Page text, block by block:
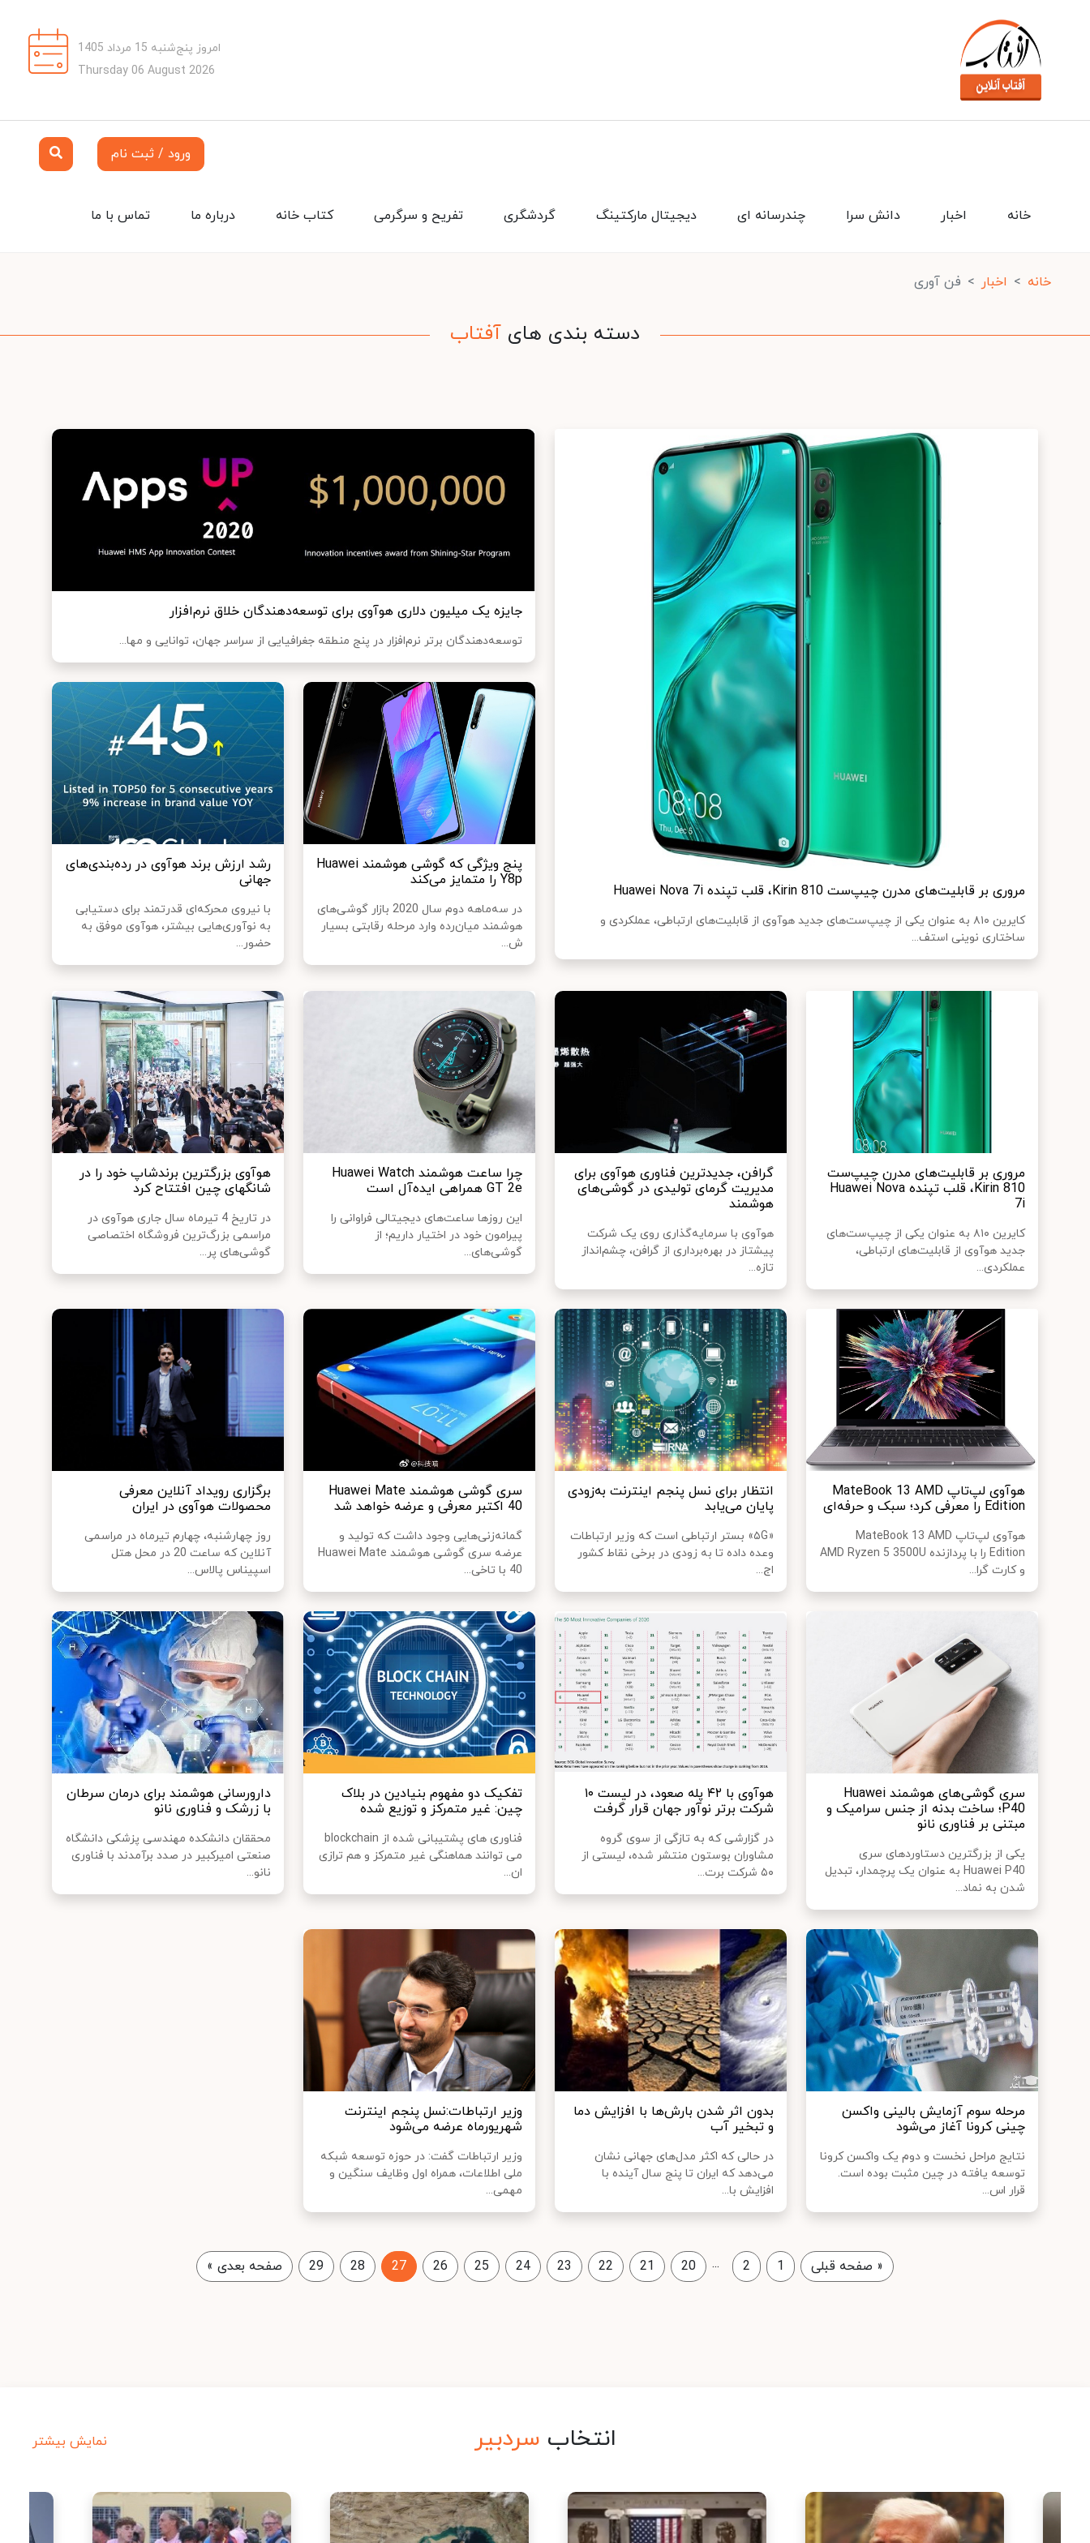
امروز پنج‌شنبه 15 مرداد 1405
Thursday 06 August 2026
ورود / ثبت نام
تماس با ما درباره ما کتاب خانه تفریح و سرگرمی گردشگری دیجیتال مارکتینگ چندرسانه ای دانش سرا اخبار خانه
خانه اخبار فن آوری
دسته بندی های آفتاب
مروری بر قابلیت‌های مدرن چیپ‌ست Kirin 810، قلب تپنده Huawei Nova 7i
کایرین ۸۱۰ به عنوان یکی از چیپ‌ست‌های جدید هوآوی از قابلیت‌های ارتباطی، عملکردی و
ساختاری نوینی استف...
جایزه یک میلیون دلاری هوآوی برای توسعه‌دهندگان خلاق نرم‌افزار
توسعه‌دهندگان برتر نرم‌افزار در پنج منطقه جغرافیایی از سراسر جهان، توانایی و مها...
پنج ویژگی که گوشی هوشمند Huawei
Y8p را متمایز می‌کند
در سه‌ماهه دوم سال 2020 بازار گوشی‌های
هوشمند میان‌رده وارد مرحله رقابتی بسیار
ش...
رشد ارزش برند هوآوی در رده‌بندی‌های
جهانی
با نیروی محرکه‌ای قدرتمند برای دستیابی
به نوآوری‌هایی بیشتر، هوآوی موفق به
حضور...
مروری بر قابلیت‌های مدرن چیپ‌ست
Kirin 810، قلب تپنده Huawei Nova
7i
کایرین ۸۱۰ به عنوان یکی از چیپ‌ست‌های
جدید هوآوی از قابلیت‌های ارتباطی،
عملکردی...
گرافن، جدیدترین فناوری هوآوی برای
مدیریت گرمای تولیدی در گوشی‌های
هوشمند
هوآوی با سرمایه‌گذاری روی یک شرکت
پیشتاز در بهره‌برداری از گرافن، چشم‌انداز
تازه...
چرا ساعت هوشمند Huawei Watch
GT 2e همراهی ایده‌آل است
این روزها ساعت‌های دیجیتالی فراوانی را
پیرامون‌ خود در اختیار داریم؛ از
گوشی‌های...
هوآوی بزرگترین برندشاپ خود را در
شانگهای چین افتتاح کرد
در تاریخ 4 تیرماه سال جاری هوآوی در
مراسمی بزرگ‌ترین فروشگاه اختصاصی
گوشی‌های پر...
هوآوی لپ‌تاپ MateBook 13 AMD
Edition را معرفی کرد؛ سبک و حرفه‌ای
هوآوی لپ‌تاپ MateBook 13 AMD
Edition را با پردازنده AMD Ryzen 5 3500U
و کارت گرا...
انتظار برای نسل پنجم اینترنت به‌زودی
پایان می‌یابد
«۵G» بستر ارتباطی است که وزیر ارتباطات
وعده داده تا به زودی در برخی نقاط کشور
اج...
سری گوشی‌ هوشمند Huawei Mate
40 اکتبر معرفی و عرضه خواهد شد
گمانه‌زنی‌هایی وجود داشت که تولید و
عرضه‌ سری گوشی هوشمند Huawei Mate
40 با تاخی...
برگزاری رویداد آنلاین معرفی
محصولات هوآوی در ایران
روز چهارشنبه، چهارم تیرماه در مراسمی
آنلاین که ساعت 20 در محل هتل
اسپیناس پالاس...
سری گوشی‌های هوشمند Huawei
P40؛ ساخت بدنه از جنس سرامیک و
مبتنی بر فناوری نانو
یکی از بزرگترین دستاوردهای سری
Huawei P40 به عنوان یک پرچمدار، تبدیل
شدن به نماد...
هوآوی با ۴۲ پله صعود، در لیست ۱۰
شرکت برتر نوآور جهان قرار گرفت
در گزارشی که به تازگی از سوی گروه
مشاوران بوستون منتشر شده، لیستی از
۵۰ شرکت برت...
تفکیک دو مفهوم بنیادین در بلاک
چین: غیر متمرکز و توزیع شده
فناوری های پشتیبانی شده از blockchain
می توانند هماهنگی غیر متمرکز و هم ترازی
ان...
دارورسانی هوشمند برای درمان سرطان
با زرشک و فناوری نانو
محققان دانشکده مهندسی پزشکی دانشگاه
صنعتی امیرکبیر در صدد برآمدند با فناوری
نانو...
مرحله سوم آزمایش بالینی واکسن
چینی کرونا آغاز می‌شود
نتایج مراحل نخست و دوم یک واکسن کرونا
توسعه یافته در چین مثبت بوده است.
قرار اس...
بدون اثر شدن بارش‌ها با افزایش دما
و تبخیر آب
در حالی که اکثر مدل‌های جهانی نشان
می‌دهد که ایران تا پنج سال آینده با
افزایش با...
وزیر ارتباطات:نسل پنجم اینترنت
شهریورماه عرضه می‌شود
وزیر ارتباطات گفت: در حوزه توسعه شبکه
ملی اطلاعات، همراه اول وظایف سنگین و
مهمی...
« صفحه قبلی 1
2
...
20
21
22
23
24
25
26
27
28
29 صفحه بعدی »
انتخاب سردبیر نمایش بیشتر